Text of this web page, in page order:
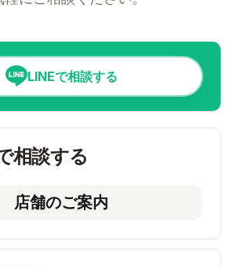
LINEで相談する
相談する
店舗のご案内